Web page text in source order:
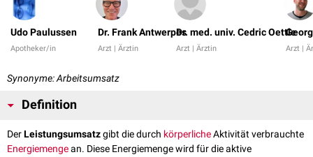
Udo Paulussen
Apotheker/in
Dr. Frank Antwerpes
Arzt | Ärztin
Dr. med. univ. Cedric Oettle
Arzt | Ärztin Arzt |
Synonyme: Arbeitsumsatz
Definition
DerLeistungsumsatzgibt die durch körperlicheAktivität verbrauchte
Energiemengean. Diese Energiemenge wird für die aktive